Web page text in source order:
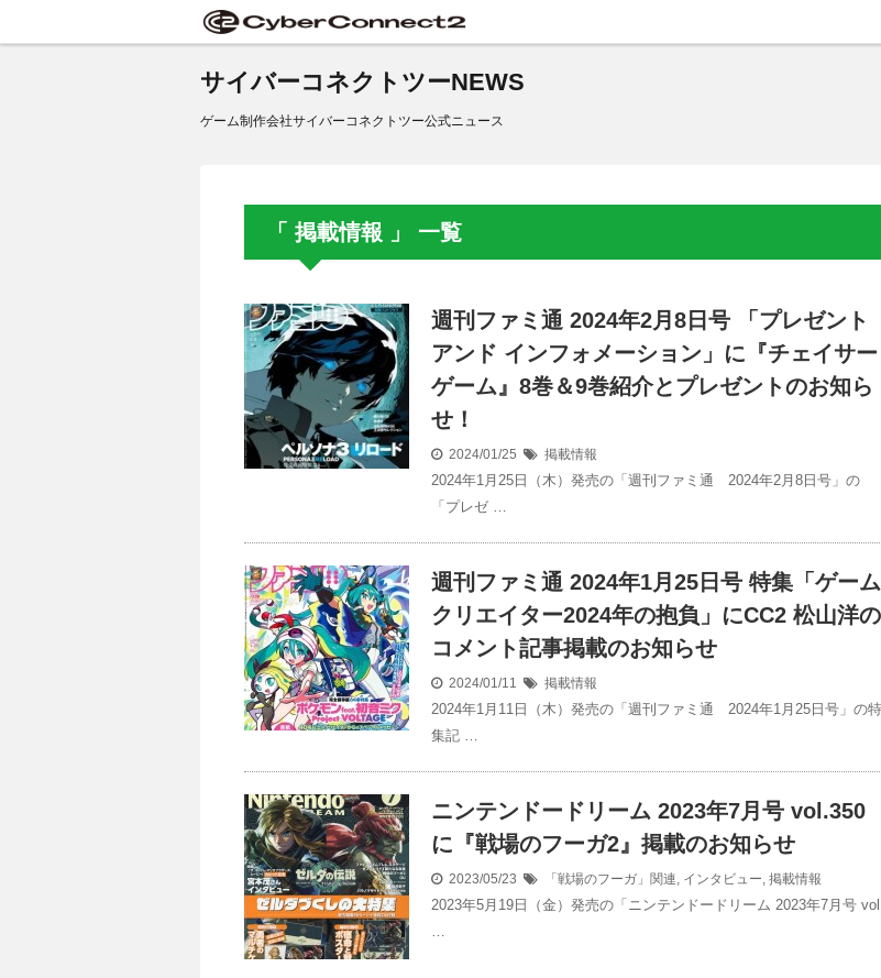
サイバーコネクトツーNEWS
ゲーム制作会社サイバーコネクトツー公式ニュース
「 掲載情報 」 一覧
週刊ファミ通 2024年2月8日号 「プレゼント
アンド インフォメーション」に『チェイサー
ゲーム』8巻＆9巻紹介とプレゼントのお知ら
せ！
2024/01/25 掲載情報
2024年1月25日（木）発売の「週刊ファミ通 2024年2月8日号」の
「プレゼ …
週刊ファミ通 2024年1月25日号 特集「ゲーム
クリエイター2024年の抱負」にCC2 松山洋の
コメント記事掲載のお知らせ
2024/01/11 掲載情報
2024年1月11日（木）発売の「週刊ファミ通 2024年1月25日号」の特
集記 …
ニンテンドードリーム 2023年7月号 vol.350
に『戦場のフーガ2』掲載のお知らせ
2023/05/23 「戦場のフーガ」関連, インタビュー, 掲載情報
2023年5月19日（金）発売の「ニンテンドードリーム 2023年7月号 vol
…